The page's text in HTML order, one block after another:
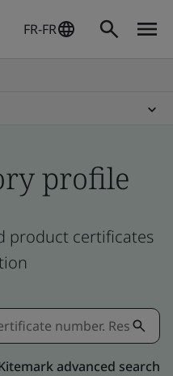
FR-FR
profile
product certificates
advanced search